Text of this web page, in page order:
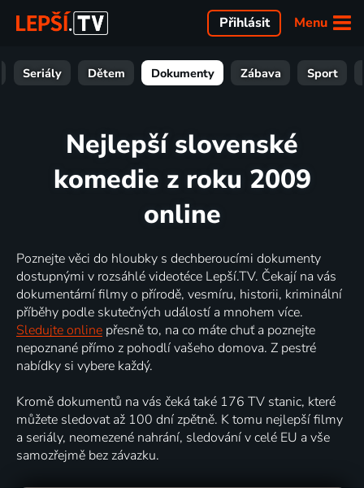
Menu
Přihlásit
Seriály Dětem Dokumenty Zábava Sport
Nejlepší slovenské
komedie z roku 2009
online
Poznejte věci do hloubky s dechberoucími dokumenty
dostupnými v rozsáhlé videotéce Lepší.TV. Čekají na vás
dokumentární filmy o přírodě, vesmíru, historii, kriminální
příběhy podle skutečných událostí a mnohem více.
Sledujte online přesně to, na co máte chuť a poznejte
nepoznané přímo z pohodlí vašeho domova. Z pestré
nabídky si vybere každý.
Kromě dokumentů na vás čeká také 176 TV stanic, které
můžete sledovat až 100 dní zpětně. K tomu nejlepší filmy
a seriály, neomezené nahrání, sledování v celé EU a vše
samozřejmě bez závazku.